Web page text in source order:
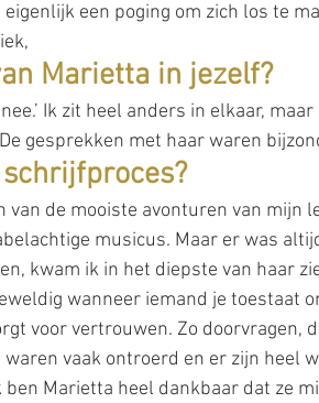
een poging om zich los te
Marietta in jezelf?
Ik zit heel anders in elkaar,
gesprekken met haar waren
van de mooiste avonturen van mijn
musicus. Maar er was
kwam ik in het diepste van haar
wanneer iemand je toestaat
voor vertrouwen. Zo doorvragen,
vaak ontroerd en er zijn heel
Marietta heel dankbaar dat ze